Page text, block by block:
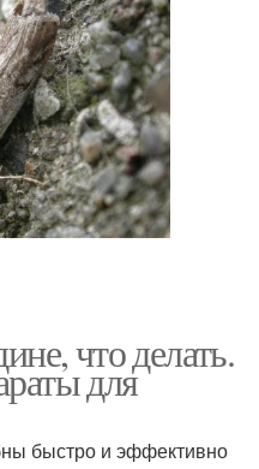
что делать.
для
быстро и эффективно